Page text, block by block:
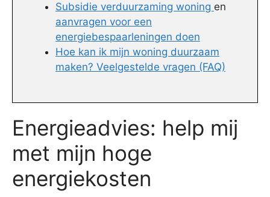
Subsidie verduurzaming woning en
aanvragen voor een
energiebespaarleningen doen
Hoe kan ik mijn woning duurzaam
maken? Veelgestelde vragen (FAQ)
Energieadvies: help mij
met mijn hoge
energiekosten